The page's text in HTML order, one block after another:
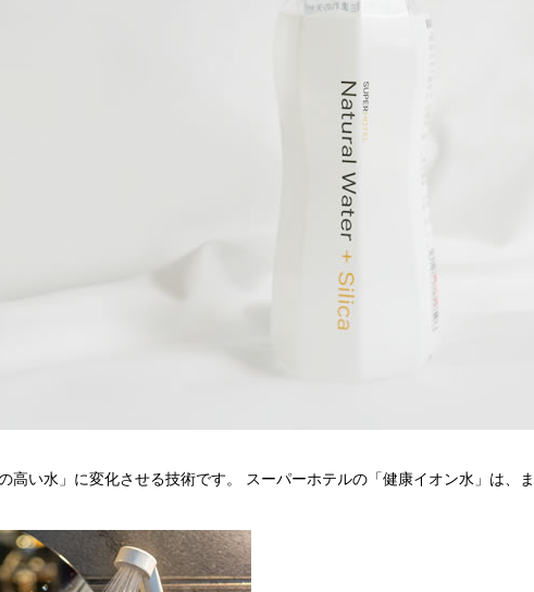
い水」に変化させる技術です。 スーパーホテルの「健康イオン水」は、